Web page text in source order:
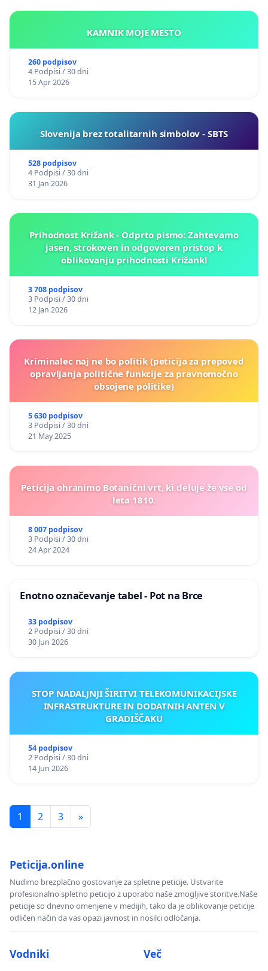
KAMNIK MOJE MESTO
260 podpisov
4 Podpisi / 30 dni
15 Apr 2026
Slovenija brez totalitarnih simbolov - SBTS
528 podpisov
4 Podpisi / 30 dni
31 Jan 2026
Prihodnost Križank - Odprto pismo: Zahtevamo
jasen, strokoven in odgovoren pristop k
oblikovanju prihodnosti Križank!
3 708 podpisov
3 Podpisi / 30 dni
12 Jan 2026
Kriminalec naj ne bo politik (peticija za prepoved
opravljanja politične funkcije za pravnomočno
obsojene politike)
5 630 podpisov
3 Podpisi / 30 dni
21 May 2025
Peticija ohranimo Botanični vrt, ki deluje že vse od
leta 1810.
8 007 podpisov
3 Podpisi / 30 dni
24 Apr 2024
Enotno označevanje tabel - Pot na Brce
33 podpisov
2 Podpisi / 30 dni
30 Jun 2026
STOP NADALJNJI ŠIRITVI TELEKOMUNIKACIJSKE
INFRASTRUKTURE IN DODATNIH ANTEN V
GRADIŠČAKU
54 podpisov
2 Podpisi / 30 dni
14 Jun 2026
1 2 3 »
Peticija.online
Nudimo brezplačno gostovanje za spletne peticije. Ustvarite
profesionalno spletno peticijo z uporabo naše zmogljive storitve.Naše
peticije so dnevno omenjene v medijih, tako da je oblikovanje peticije
odličen način da vas opazi javnost in nosilci odločanja.
Vodniki Več